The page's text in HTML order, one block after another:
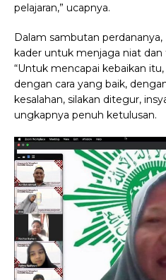
pelajaran,” ucapnya.
Dalam sambutan
kader untuk menjaga niat
“Untuk mencapai kebaikan
dengan cara yang baik,
kesalahan, silakan ditegur,
ungkapnya penuh ketulusan.